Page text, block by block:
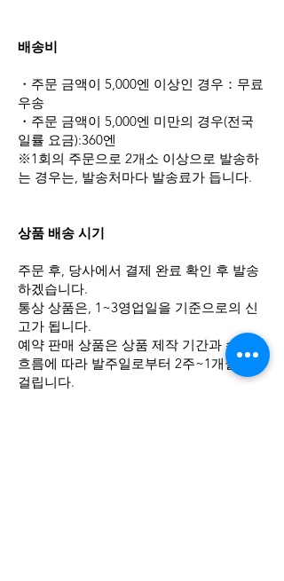
배송비
・주문 금액이 5,000엔 이상인 경우：무료
우송
・주문 금액이 5,000엔 미만의 경우(전국
일률 요금):360엔
※1회의 주문으로 2개소 이상으로 발송하
는 경우는, 발송처마다 발송료가 듭니다.
상품 배송 시기
주문 후, 당사에서 결제 완료 확인 후 발송
하겠습니다.
통상 상품은, 1~3영업일을 기준으로의 신
고가 됩니다.
예약 판매 상품은 상품 제작 기간과 수입의
흐름에 따라 발주일로부터 2주~1개월이
걸립니다.